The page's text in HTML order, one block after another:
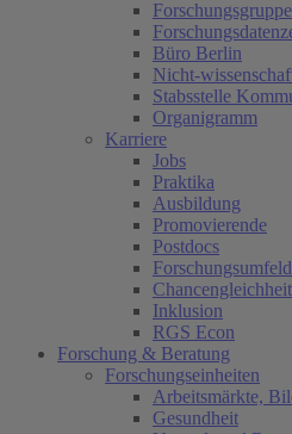
Büro Berlin
Nicht-
Stabsstelle
Organigramm
Karriere
Jobs
Praktika
Ausbildung
Promovierende
Postdocs
Forschungsumfeld
Inklusion
RGS Econ
Forschung & Beratung
Forschungseinheiten
Arbeitsmärkte,
Gesundheit